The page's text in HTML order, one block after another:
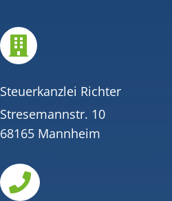

Steuerkanzlei Richter
Stresemannstr. 10
68165 Mannheim
